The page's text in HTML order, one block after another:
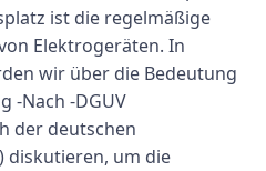
ist die regelmäßige
Elektrogeräten. In
wir über die Bedeutung
-Nach -DGUV
der deutschen
diskutieren, um die